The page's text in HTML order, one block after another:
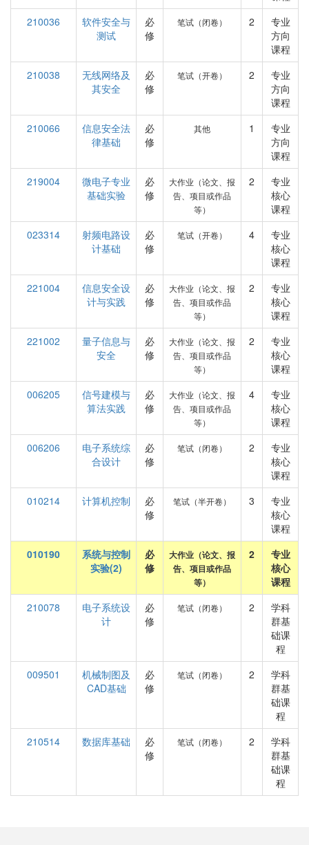
210036
软件安全与
测试
必
修
笔试（闭卷） 2
专业
方向
课程
210038
无线网络及
其安全
必
修
笔试（开卷） 2
专业
方向
课程
210066
信息安全法
律基础
必
修
其他 1
专业
方向
课程
219004
微电子专业
基础实验
必
修
大作业（论文、报
告、项目或作品
等）
2
专业
核心
课程
023314
射频电路设
计基础
必
修
笔试（开卷） 4
专业
核心
课程
221004
信息安全设
计与实践
必
修
大作业（论文、报
告、项目或作品
等）
2
专业
核心
课程
221002
量子信息与
安全
必
修
大作业（论文、报
告、项目或作品
等）
2
专业
核心
课程
006205
信号建模与
算法实践
必
修
大作业（论文、报
告、项目或作品
等）
4
专业
核心
课程
006206
电子系统综
合设计
必
修
笔试（闭卷） 2
专业
核心
课程
010214
计算机控制
必
修
笔试（半开卷） 3
专业
核心
课程
010190
系统与控制
实验(2)
必
修
大作业（论文、报
告、项目或作品
等）
2
专业
核心
课程
210078
电子系统设
计
必
修
笔试（闭卷） 2
学科
群基
础课
程
009501
机械制图及
CAD基础
必
修
笔试（闭卷） 2
学科
群基
础课
程
210514
数据库基础
必
修
笔试（闭卷） 2
学科
群基
础课
程